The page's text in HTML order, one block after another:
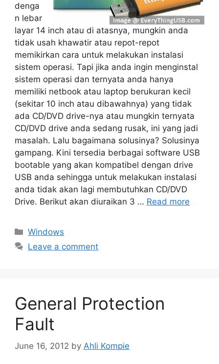
denga
n lebar
layar 14 inch atau di atasnya, mungkin anda
tidak usah khawatir atau repot-repot
memikirkan cara untuk melakukan instalasi
sistem operasi. Tapi jika anda ingin menginstal
sistem operasi dan ternyata anda hanya
memiliki netbook atau laptop berukuran kecil
(sekitar 10 inch atau dibawahnya) yang tidak
ada CD/DVD drive-nya atau mungkin ternyata
CD/DVD drive anda sedang rusak, ini yang jadi
masalah. Lalu bagaimana solusinya? Solusinya
gampang. Kini tersedia berbagai software USB
bootable yang akan kompatibel dengan drive
USB anda sehingga untuk melakukan instalasi
anda tidak akan lagi membutuhkan CD/DVD
Drive. Berikut akan diuraikan 3 … Read more
Categories
Windows
Leave a comment
General Protection
Fault
June 16, 2012 by Ahli Kompie